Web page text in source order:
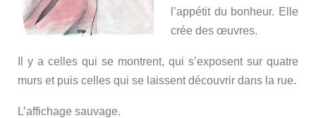
l’appétit du bonheur. Elle
crée des œuvres.
Il y a celles qui se montrent, qui s’exposent sur quatre
murs et puis celles qui se laissent découvrir dans la rue.
L’affichage sauvage.